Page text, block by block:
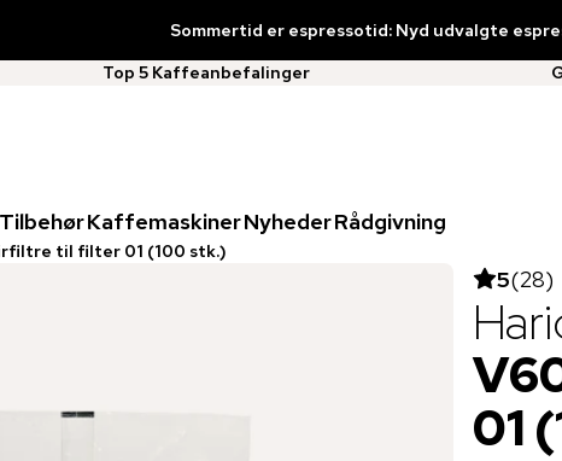
Sommertid er espressotid: Nyd udvalgte
Top 5 Kaffeanbefalinger
TilbehørKaffemaskinerNyhederRådgivning
til filter 01 (100 stk.)
5(28)
01